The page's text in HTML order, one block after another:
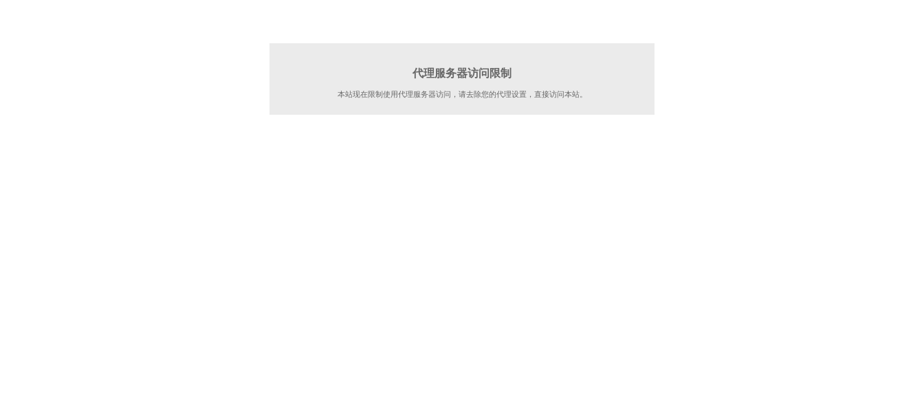
代理服务器访问限制
本站现在限制使用代理服务器访问，请去除您的代理设置，直接访问本站。